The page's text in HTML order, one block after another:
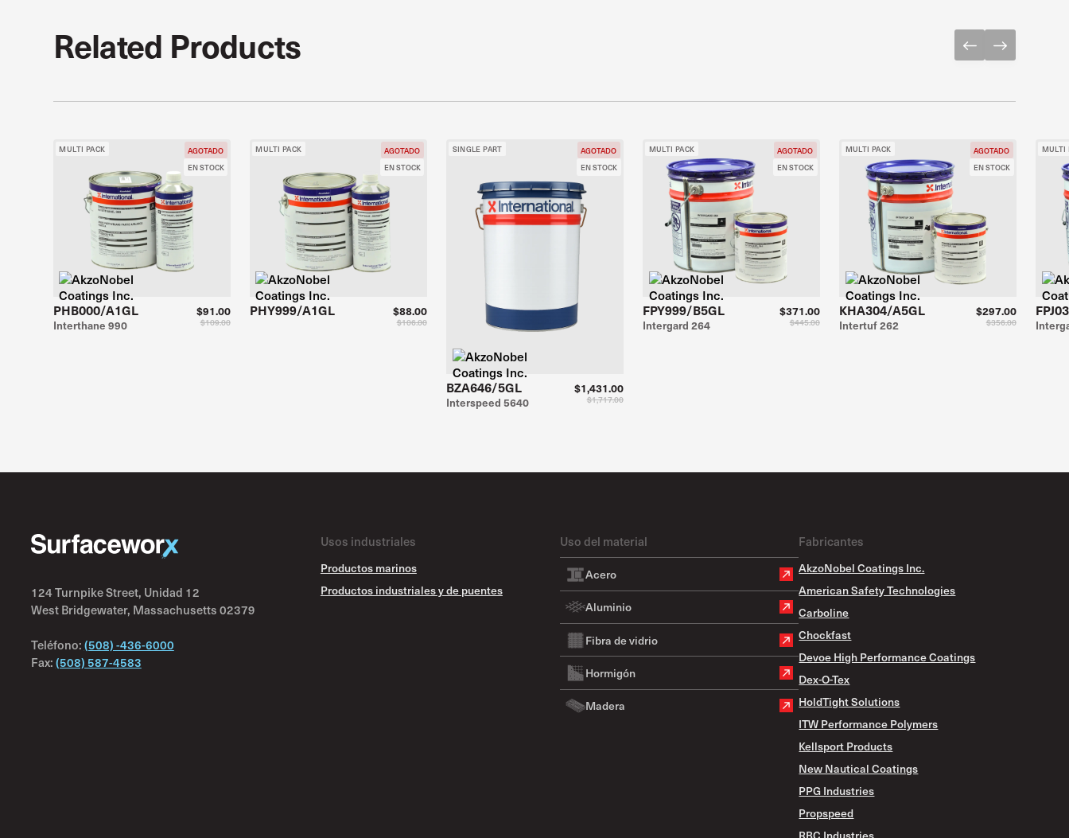
Related Products
AGOTADO
EN STOCK
MULTI PACK
PHB000/A1GL
Interthane 990 $109.00
$91.00
AGOTADO
EN STOCK
MULTI PACK
PHY999/A1GL
$106.00
$88.00
AGOTADO
EN STOCK
SINGLE PART
BZA646/5GL
Interspeed 5640 $1,717.00
$1,431.00
AGOTADO
EN STOCK
MULTI PACK
FPY999/B5GL
Intergard 264 $445.00
$371.00
AGOTADO
EN STOCK
MULTI PACK
KHA304/A5GL
Intertuf 262 $356.00
$297.00
MULTI
124 Turnpike Street, Unidad 12
West Bridgewater, Massachusetts 02379
Teléfono:(508) -436-6000
Fax:(508) 587-4583
Usos industriales
Productos marinos
Productos industriales y de puentes
Uso del material
Acero
Aluminio
Fibra de vidrio
Hormigón
Madera
Fabricantes
AkzoNobel Coatings Inc.
American Safety Technologies
Carboline
Chockfast
Devoe High Performance Coatings
Dex-O-Tex
HoldTight Solutions
ITW Performance Polymers
Kellsport Products
New Nautical Coatings
PPG Industries
Propspeed